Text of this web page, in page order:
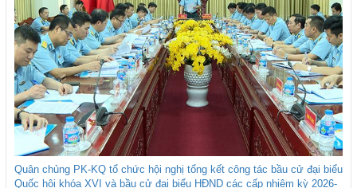
Quân chủng PK-KQ tổ chức hội nghị tổng kết công tác bầu cử đại biểu
Quốc hội khóa XVI và bầu cử đại biểu HĐND các cấp nhiệm kỳ 2026-